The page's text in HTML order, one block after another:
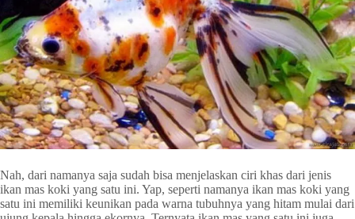
Nah, dari namanya saja sudah bisa menjelaskan ciri khas dari jenis
ikan mas koki yang satu ini. Yap, seperti namanya ikan mas koki yang
satu ini memiliki keunikan pada warna tubuhnya yang hitam mulai dari